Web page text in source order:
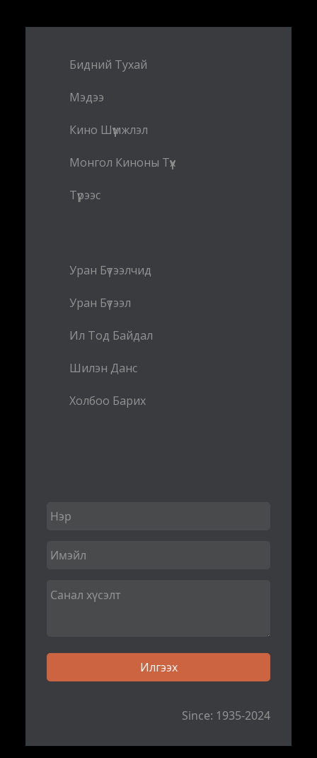
Бидний Тухай
Мэдээ
Кино Шүүмжлэл
Монгол Киноны Түүх
Түрээс
Уран Бүтээлчид
Уран Бүтээл
Ил Тод Байдал
Шилэн Данс
Холбоо Барих
Since: 1935-2024